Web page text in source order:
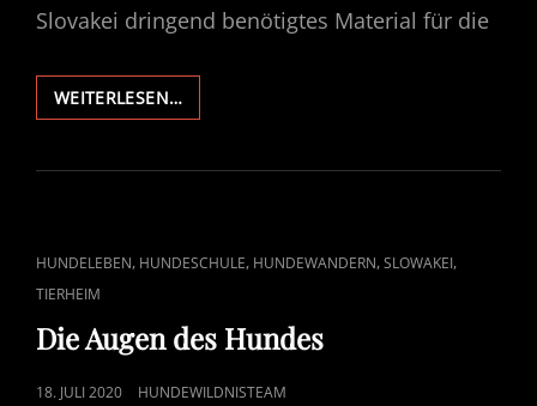
Slovakei dringend benötigtes Material für die
WEITERLESEN…WIEDERSEHEN
BRINGT
CAT
LINKS
HUNDELEBEN, HUNDESCHULE, HUNDEWANDERN,SLOWAKEI,
TIERHEIM
Die Augen des Hundes
POSTED
18. JULI 2020 HUNDEWILDNISTEAM